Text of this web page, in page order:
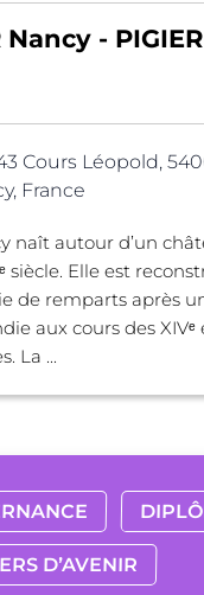
Nancy - PIGIER
Cours Léopold,
France
naît autour d’un
siècle. Elle est
de remparts après
aux cours des XIVᵉ
La ...
D’AVENIR